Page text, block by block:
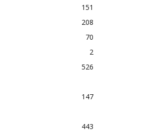
151
208
70
2
526
147
443